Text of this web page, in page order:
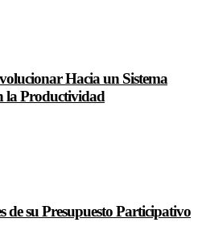
Hacia un Sistema
la Productividad
de su Presupuesto Participativo